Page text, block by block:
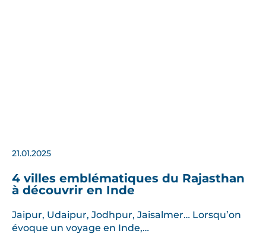
21.01.2025
4 villes emblématiques du Rajasthan
à découvrir en Inde
Jaipur, Udaipur, Jodhpur, Jaisalmer… Lorsqu’on
évoque un voyage en Inde,…